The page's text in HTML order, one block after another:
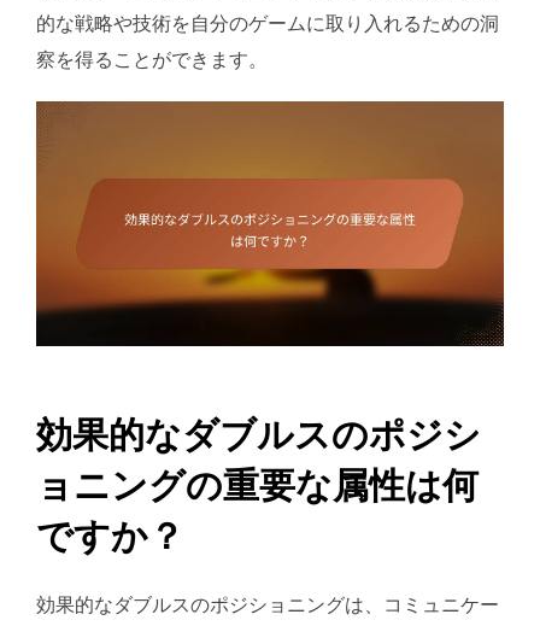
的な戦略や技術を自分のゲームに取り入れるための洞
察を得ることができます。
効果的なダブルスのポジシ
ョニングの重要な属性は何
ですか？
効果的なダブルスのポジショニングは、コミュニケー